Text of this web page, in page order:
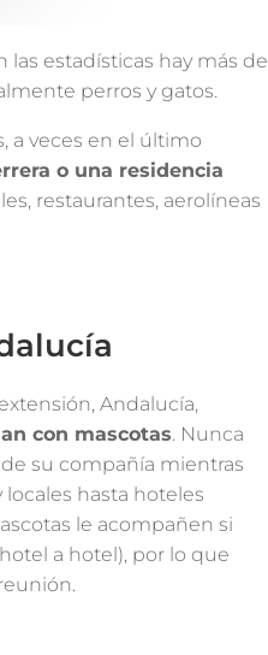
estadísticas hay más de
perros y gatos.
a veces en el último
o una residencia
restaurantes, aerolíneas
Andalucía,
con mascotas. Nunca
su compañía mientras
hasta hoteles
le acompañen si
a hotel), por lo que